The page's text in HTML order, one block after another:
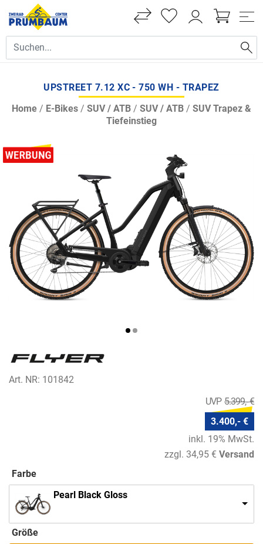
UPSTREET 7.12 XC - 750 WH - TRAPEZ
Home / E-Bikes / SUV / ATB / SUV / ATB / SUV Trapez &
Tiefeinstieg
Art. NR: 101842
5.399,- €
3.400,- €
inkl. 19% MwSt.
zzgl. 34,95 € Versand
Farbe
Pearl Black Gloss
Größe